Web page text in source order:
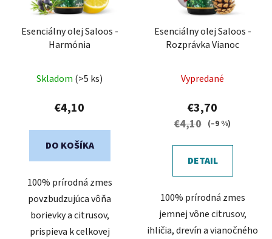
Esenciálny olej Saloos -
Harmónia
Skladom (>5 ks)
€4,10
DO KOŠÍKA
100% prírodná zmes
povzbudzujúca vôňa
borievky a citrusov,
prispieva k celkovej
Esenciálny olej Saloos -
Rozprávka Vianoc
Vypredané
€3,70
€4,10 (–9 %)
DETAIL
100% prírodná zmes
jemnej vône citrusov,
ihličia, drevín a vianočného